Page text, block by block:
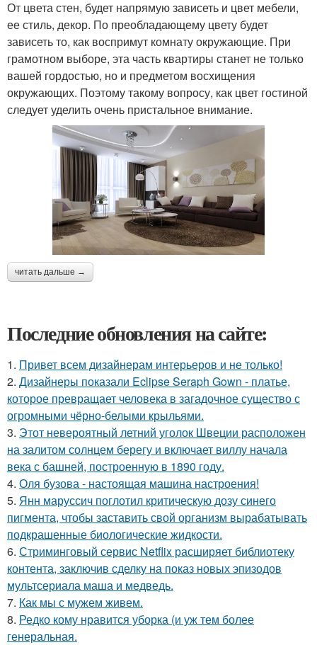
От цвета стен, будет напрямую зависеть и цвет мебели,
ее стиль, декор. По преобладающему цвету будет
зависеть то, как воспримут комнату окружающие. При
грамотном выборе, эта часть квартиры станет не только
вашей гордостью, но и предметом восхищения
окружающих. Поэтому такому вопросу, как цвет гостиной
следует уделить очень пристальное внимание.
читать дальше →
Последние обновления на сайте:
1. Привет всем дизайнерам интерьеров и не только!
2. Дизайнеры показали Eclipse Seraph Gown - платье,
которое превращает человека в загадочное существо с
огромными чёрно-белыми крыльями.
3. Этот невероятный летний уголок Швеции расположен
на залитом солнцем берегу и включает виллу начала
века с башней, построенную в 1890 году.
4. Оля бузова - настоящая машина настроения!
5. Янн маруссич поглотил критическую дозу синего
пигмента, чтобы заставить свой организм вырабатывать
подкрашенные биологические жидкости.
6. Стриминговый сервис Netflix расширяет библиотеку
контента, заключив сделку на показ новых эпизодов
мультсериала маша и медведь.
7. Как мы с мужем живем.
8. Редко кому нравится уборка (и уж тем более
генеральная.